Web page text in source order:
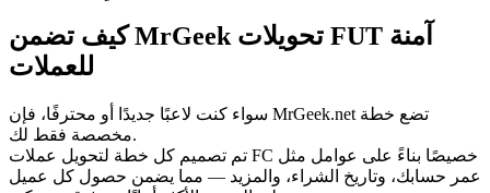
كيف تضمن MrGeek تحويلات FUT آمنة
سواء كنت لاعبًا جديدًا أو محترفًا، فإن MrGeek.net تضع خطة
مخصصة فقط لك.
تم تصميم كل خطة لتحويل عملات FC خصيصًا بناءً على عوامل مثل
عمر حسابك، وتاريخ الشراء، والمزيد — مما يضمن حصول كل عميل